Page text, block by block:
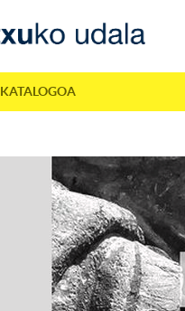
KATALOGOA